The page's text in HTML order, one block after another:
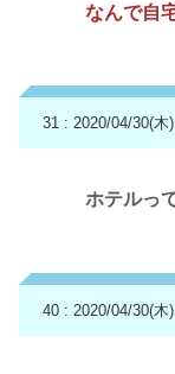
なんで自
31 : 2020/04/30(木
ホテルっ
40 : 2020/04/30(木